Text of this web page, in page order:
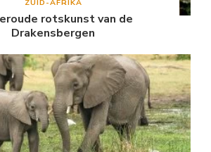
ZUID-AFRIKA
rotskunst van de
Drakensbergen